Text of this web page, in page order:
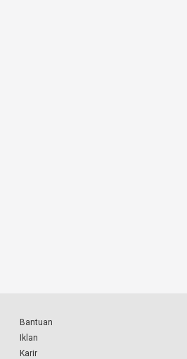
Bantuan
Iklan
Karir